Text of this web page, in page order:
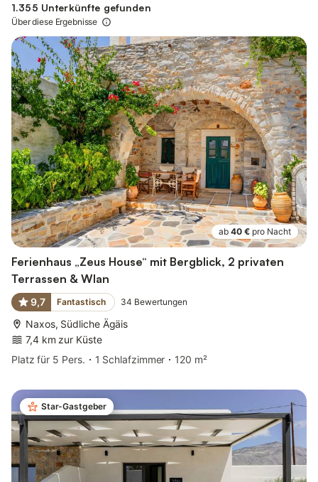
1.355 Unterkünfte gefunden
Über diese Ergebnisse
ab 40 € pro Nacht
Ferienhaus „Zeus House“ mit Bergblick, 2 privaten
Terrassen & Wlan
9,7 Fantastisch 34 Bewertungen
Naxos, Südliche Ägäis
7,4 km zur Küste
Platz für 5 Pers.
1 Schlafzimmer 120 m²
Star-Gastgeber